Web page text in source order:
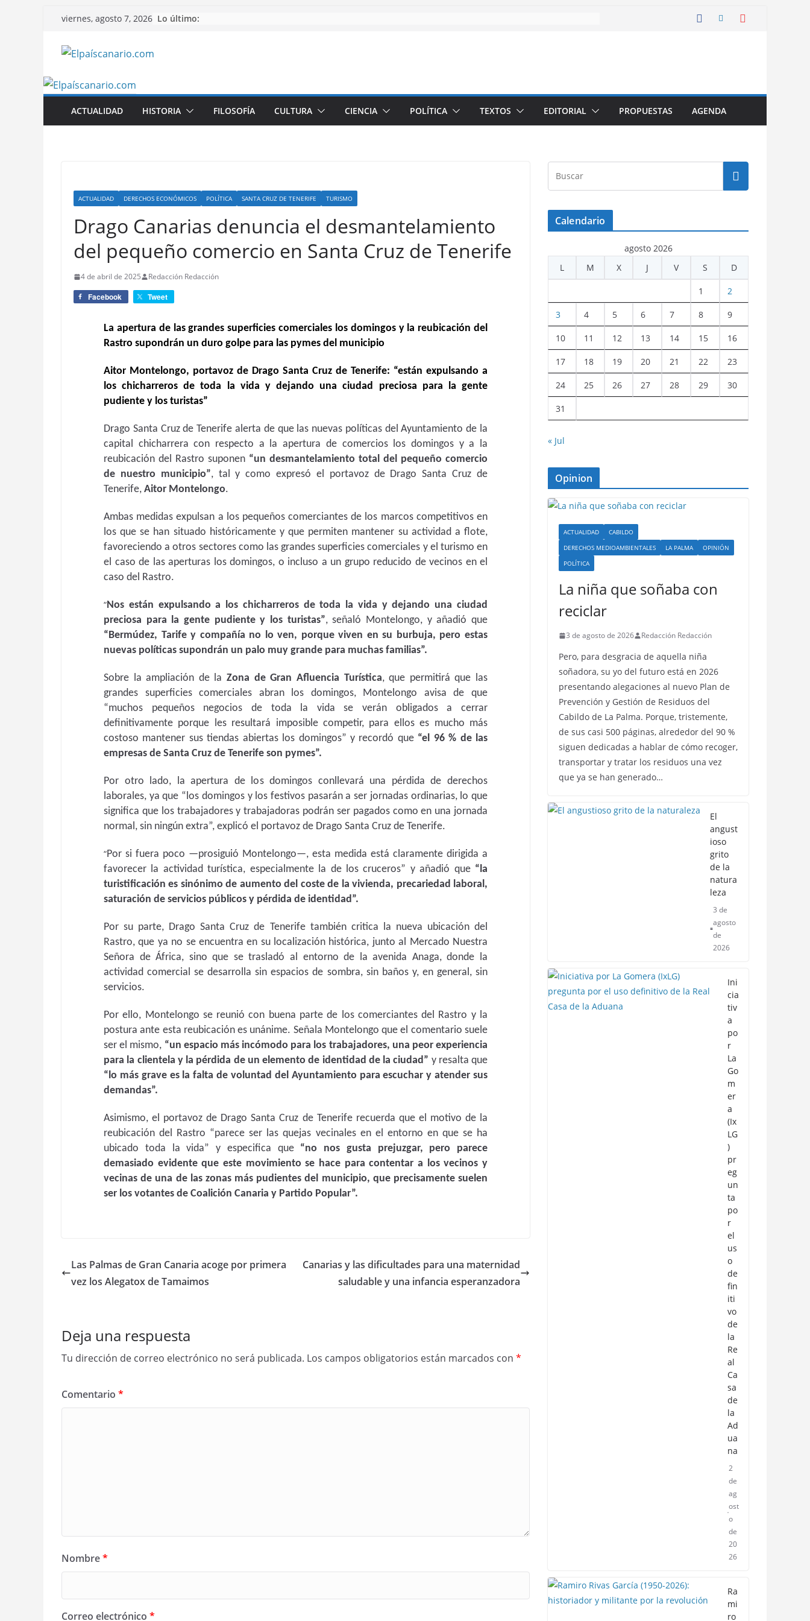
Saltar
contenido
viernes, agosto 7, 2026 Lo último:
ACTUALIDAD HISTORIA FILOSOFÍA CULTURA CIENCIA POLÍTICA TEXTOS EDITORIAL PROPUESTAS AGENDA
ACTUALIDAD DERECHOS ECONÓMICOS POLÍTICA SANTA CRUZ DE TENERIFE TURISMO
Drago Canarias denuncia el desmantelamiento
del pequeño comercio en Santa Cruz de Tenerife
4 de abril de 2025 Redacción Redacción
Facebook Tweet
La apertura de las grandes superficies comerciales los domingos y la reubicación del
Rastro supondrán un duro golpe para las pymes del municipio
Aitor Montelongo, portavoz de Drago Santa Cruz de Tenerife: “están expulsando a
los chicharreros de toda la vida y dejando una ciudad preciosa para la gente
pudiente y los turistas”
Drago Santa Cruz de Tenerife alerta de que las nuevas políticas del Ayuntamiento de la
capital chicharrera con respecto a la apertura de comercios los domingos y a la
reubicación del Rastro suponen “un desmantelamiento total del pequeño comercio
de nuestro municipio”, tal y como expresó el portavoz de Drago Santa Cruz de
Tenerife, Aitor Montelongo.
Ambas medidas expulsan a los pequeños comerciantes de los marcos competitivos en
los que se han situado históricamente y que permiten mantener su actividad a flote,
favoreciendo a otros sectores como las grandes superficies comerciales y el turismo en
el caso de las aperturas los domingos, o incluso a un grupo reducido de vecinos en el
caso del Rastro.
“Nos están expulsando a los chicharreros de toda la vida y dejando una ciudad
preciosa para la gente pudiente y los turistas”, señaló Montelongo, y añadió que
“Bermúdez, Tarife y compañía no lo ven, porque viven en su burbuja, pero estas
nuevas políticas supondrán un palo muy grande para muchas familias”.
Sobre la ampliación de laZona de Gran Afluencia Turística, que permitirá que las
grandes superficies comerciales abran los domingos, Montelongo avisa de que
“muchos pequeños negocios de toda la vida se verán obligados a cerrar
definitivamente porque les resultará imposible competir, para ellos es mucho más
costoso mantener sus tiendas abiertas los domingos” y recordó que “el 96 % de las
empresas de Santa Cruz de Tenerife son pymes”.
Por otro lado, la apertura de los domingos conllevará una pérdida de derechos
laborales, ya que “los domingos y los festivos pasarán a ser jornadas ordinarias, lo que
significa que los trabajadores y trabajadoras podrán ser pagados como en una jornada
normal, sin ningún extra”, explicó el portavoz de Drago Santa Cruz de Tenerife.
“Por si fuera poco —prosiguió Montelongo—, esta medida está claramente dirigida a
favorecer la actividad turística, especialmente la de los cruceros” y añadió que “la
turistificación es sinónimo de aumento del coste de la vivienda, precariedad laboral,
saturación de servicios públicos y pérdida de identidad”.
Por su parte, Drago Santa Cruz de Tenerife también critica la nueva ubicación del
Rastro, que ya no se encuentra en su localización histórica, junto al Mercado Nuestra
Señora de África, sino que se trasladó al entorno de la avenida Anaga, donde la
actividad comercial se desarrolla sin espacios de sombra, sin baños y, en general, sin
servicios.
Por ello, Montelongo se reunió con buena parte de los comerciantes del Rastro y la
postura ante esta reubicación es unánime. Señala Montelongo que el comentario suele
ser el mismo, “un espacio más incómodo para los trabajadores, una peor experiencia
para la clientela y la pérdida de un elemento de identidad de la ciudad” y resalta que
“lo más grave es la falta de voluntad del Ayuntamiento para escuchar y atender sus
demandas”.
Asimismo, el portavoz de Drago Santa Cruz de Tenerife recuerda que el motivo de la
reubicación del Rastro “parece ser las quejas vecinales en el entorno en que se ha
ubicado toda la vida” y especifica que “no nos gusta prejuzgar, pero parece
demasiado evidente que este movimiento se hace para contentar a los vecinos y
vecinas de una de las zonas más pudientes del municipio, que precisamente suelen
ser los votantes de Coalición Canaria y Partido Popular”.
Las Palmas de Gran Canaria acoge por primera
vez los Alegatox de Tamaimos
Canarias y las dificultades para una maternidad
saludable y una infancia esperanzadora
Deja una respuesta
Tu dirección de correo electrónico no será publicada. Los campos obligatorios están marcados con *
Comentario *
Nombre*
Correo electrónico *
Calendario
agosto 2026
L
M X J V S D
1 2
3 4 5 6 7 8 9
10 11 12 13 14 15 16
17 18 19 20 21 22 23
24 25 26 27 28 29 30
31
« Jul
Opinion
ACTUALIDAD
CABILDO
DERECHOS MEDIOAMBIENTALES
LA PALMA
OPINIÓN
POLÍTICA
La niña que soñaba con
reciclar
3 de agosto de 2026 Redacción Redacción
Pero, para desgracia de aquella niña
soñadora, su yo del futuro está en 2026
presentando alegaciones al nuevo Plan de
Prevención y Gestión de Residuos del
Cabildo de La Palma. Porque, tristemente,
de sus casi 500 páginas, alrededor del 90 %
siguen dedicadas a hablar de cómo recoger,
transportar y tratar los residuos una vez
que ya se han generado…
El
angust
ioso
grito
de la
natura
leza
3 de
agosto
de
2026
Ini
cia
tiv
a
po
r
La
Go
m
er
a
(Ix
LG
)
pr
eg
un
ta
po
r
el
us
o
de
fin
iti
vo
de
la
Re
al
Ca
sa
de
la
Ad
ua
na
2
de
ag
ost
o
de
20
26
Ra
mi
ro